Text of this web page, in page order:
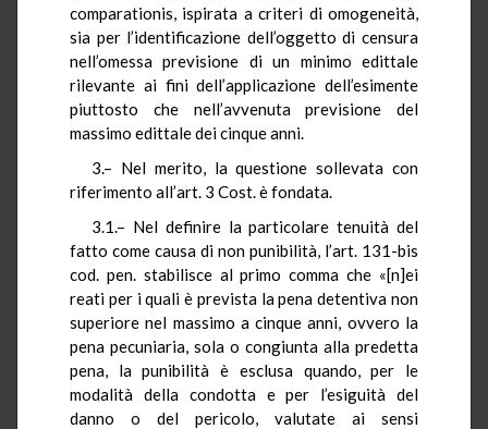
comparationis, ispirata a criteri di omogeneità,
sia per l’identificazione dell’oggetto di censura
nell’omessa previsione di un minimo edittale
rilevante ai fini dell’applicazione dell’esimente
piuttosto che nell’avvenuta previsione del
massimo edittale dei cinque anni.
3.– Nel merito, la questione sollevata con
riferimento all’art. 3 Cost. è fondata.
3.1.– Nel definire la particolare tenuità del
fatto come causa di non punibilità, l’art. 131-bis
cod. pen. stabilisce al primo comma che «[n]ei
reati per i quali è prevista la pena detentiva non
superiore nel massimo a cinque anni, ovvero la
pena pecuniaria, sola o congiunta alla predetta
pena, la punibilità è esclusa quando, per le
modalità della condotta e per l’esiguità del
danno o del pericolo, valutate ai sensi